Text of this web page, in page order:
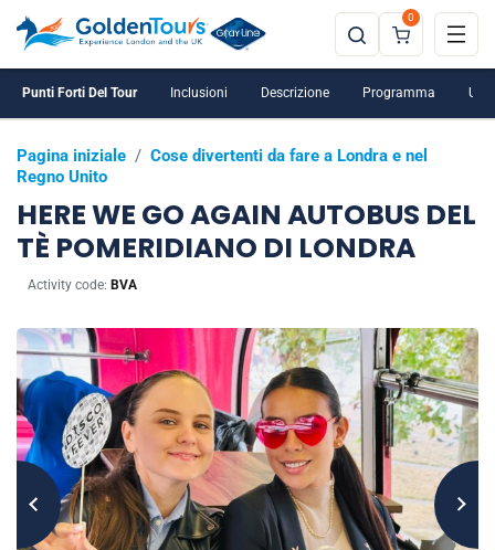
0
Pagina iniziale / Cose divertenti da fare a Londra e nel
Regno Unito
HERE WE GO AGAIN AUTOBUS DEL
TÈ POMERIDIANO DI LONDRA
Activity code: BVA
Punti Forti Del Tour Inclusioni Descrizione Programma